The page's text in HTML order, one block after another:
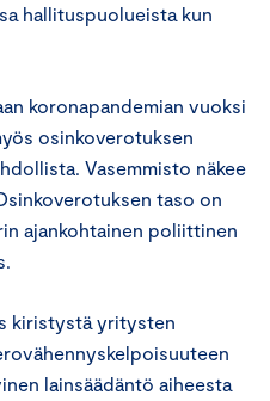
hallituspuolueista kun
koronapandemian vuoksi
osinkoverotuksen
Vasemmisto näkee
taso on
ajankohtainen poliittinen
kiristystä yritysten
lainsäädäntö aiheesta